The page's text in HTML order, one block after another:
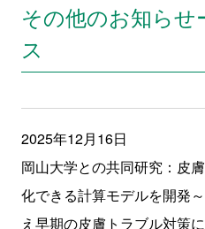
その他のお知ら
ス
2025年12月16日
岡山大学との共同研究：皮
化できる計算モデルを開発
え早期の皮膚トラブル対策